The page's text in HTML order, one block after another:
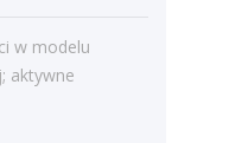
w
w modelu
aktywne